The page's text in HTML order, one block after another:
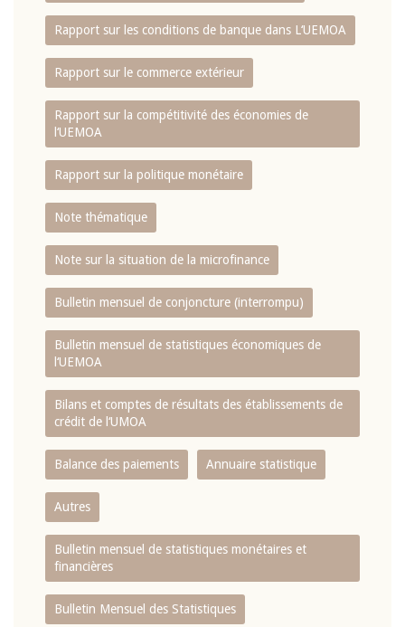
Rapport sur les conditions de banque dans L‘UEMOA
Rapport sur le commerce extérieur
Rapport sur la compétitivité des économies de
l‘UEMOA
Rapport sur la politique monétaire
Note thématique
Note sur la situation de la microfinance
Bulletin mensuel de conjoncture (interrompu)
Bulletin mensuel de statistiques économiques de
l‘UEMOA
Bilans et comptes de résultats des établissements de
crédit de l‘UMOA
Balance des paiements Annuaire statistique
Autres
Bulletin mensuel de statistiques monétaires et
financières
Bulletin Mensuel des Statistiques